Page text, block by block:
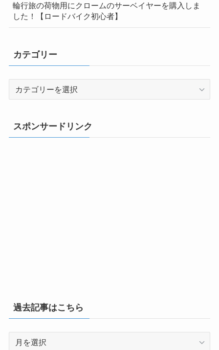
輪行旅の荷物用にクロームのサーベイヤーを購入しま
した！【ロードバイク初心者】
カテゴリー
スポンサードリンク
過去記事はこちら